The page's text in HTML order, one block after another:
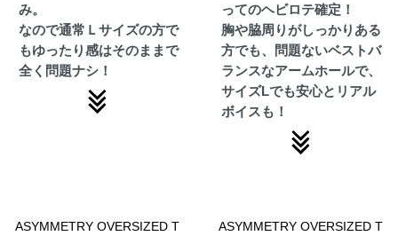
み。
なので通常Ｌサイズの方で
もゆったり感はそのままで
全く問題ナシ！
ってのヘビロテ確定！
胸や脇周りがしっかりある
方でも、問題ないベストバ
ランスなアームホールで、
サイズLでも安心とリアル
ボイスも！
ASYMMETRY OVERSIZED T
ASYMMETRY OVERSIZED T